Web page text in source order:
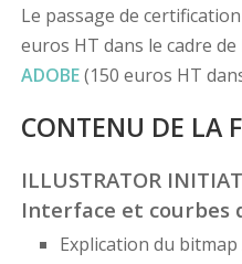
Le passage de
euros HT dans le cadre
ADOBE(150 euros HT
CONTENU DE LA
ILLUSTRATOR
Interface et courbes
Explication du